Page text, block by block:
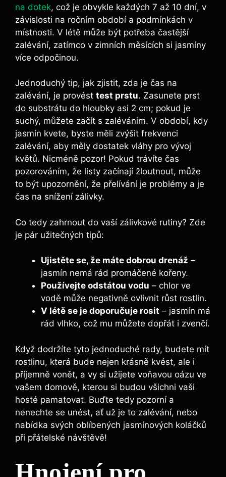
na dotek, což je obvykle každých 7 až 10 dní, v
závislosti na ročním období a podmínkách v
místnosti. V létě může být potřeba častější
zalévání, zatímco v zimních měsících si jasmíny
více odpočinou.
Jednoduchý tip, jak zjistit, zda je čas na
zalévání, je provést test prstu. Zasunete prst
do substrátu do hloubky asi 2 cm; pokud je
suchý, můžete začít s zaléváním. V období, kdy
jasmín kvete, byste měli zvýšit frekvenci
zalévání, aby měly dostatek vláhy pro vývoj
květů. Nicméně pozor! Pokud trávíte čas
pozorováním, že listy začínají žloutnout, může
to být upozornění, že přelívání je problémy a je
čas na snížení zálivky.
Co tedy zahrnout do vaší zálivkové rutiny? Zde
je pár užitečných tipů:
Ujistěte se, že máte dobrou drenáž –
jasmín nemá rád promáčené kořeny.
Používejte odstátou vodu – chlor ve
vodě může negativně ovlivnit růst rostlin.
V létě se je doporučuje rosit – jasmín má
rád vlhko, což mu můžete dopřát i zvenčí.
Když dodržíte tyto jednoduché rady, budete mít
rostlinu, která bude nejen krásně kvést, ale i
příjemně vonět, a vy si užijete voňavou oázu ve
vašem domově, kterou si budou všichni vaši
hosté pamatovat. Buďte tedy pozorní a
nenechte se unést, ať už je to zalévání, nebo
nabídka svých oblíbených jasmínových koláčků
při přátelské návštěvě!